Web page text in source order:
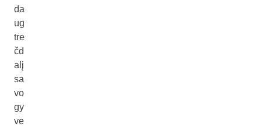
da
ug
tre
čd
alį
sa
vo
gy
ve